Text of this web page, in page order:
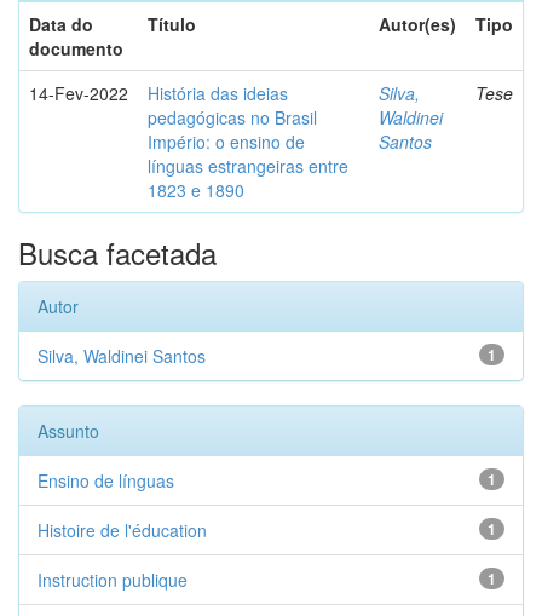
Data do
documento
Título Autor(es) Tipo
14-Fev-2022
História das ideias
pedagógicas no Brasil
Império: o ensino de
línguas estrangeiras entre
1823 e 1890
Silva,
Waldinei
Santos
Tese
Busca facetada
Autor
1
Silva, Waldinei Santos
Assunto
1
Ensino de línguas
1
Histoire de l'éducation
1
Instruction publique